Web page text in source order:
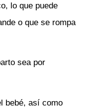
lo que puede
o que se rompa
sea por
bebé, así como